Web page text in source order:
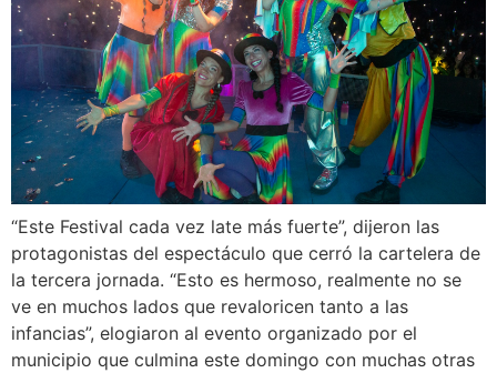
“Este Festival cada vez late más fuerte”, dijeron las
protagonistas del espectáculo que cerró la cartelera de
la tercera jornada. “Esto es hermoso, realmente no se
ve en muchos lados que revaloricen tanto a las
infancias”, elogiaron al evento organizado por el
municipio que culmina este domingo con muchas otras